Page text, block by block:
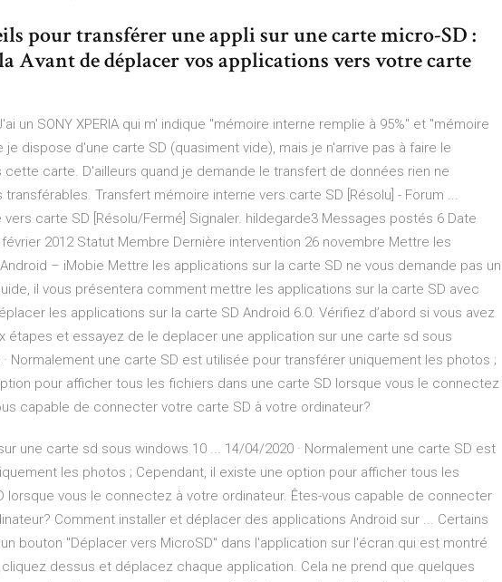
pour transférer une appli sur une carte micro-SD :
Avant de déplacer vos applications vers votre carte
un SONY XPERIA qui m' indique "mémoire interne remplie à 95%" et "mémoire
dispose d'une carte SD (quasiment vide), mais je n'arrive pas à faire le
carte. D'ailleurs quand je demande le transfert de données rien ne
Transfert mémoire interne vers carte SD [Résolu] - Forum ...
carte SD [Résolu/Fermé] Signaler. hildegarde3 Messages postés 6 Date
2012 Statut Membre Dernière intervention 26 novembre Mettre les
– iMobie Mettre les applications sur la carte SD ne vous demande pas un
il vous présentera comment mettre les applications sur la carte SD avec
les applications sur la carte SD Android 6.0. Vérifiez d’abord si vous avez
étapes et essayez de le deplacer une application sur une carte sd sous
Normalement une carte SD est utilisée pour transférer uniquement les photos ;
pour afficher tous les fichiers dans une carte SD lorsque vous le connectez
capable de connecter votre carte SD à votre ordinateur?
une carte sd sous windows 10 ... 14/04/2020 · Normalement une carte SD est
les photos ; Cependant, il existe une option pour afficher tous les
lorsque vous le connectez à votre ordinateur. Êtes-vous capable de connecter
Comment installer et déplacer des applications Android sur ... Certains
bouton "Déplacer vers MicroSD" dans l'application sur l'écran qui est montré
dessus et déplacez chaque application. Cela ne prend que quelques